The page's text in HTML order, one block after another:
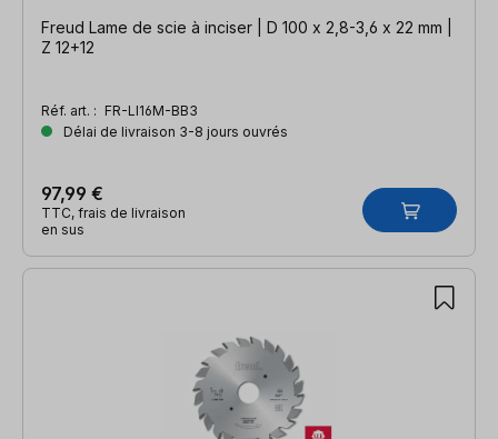
Freud Lame de scie à inciser | D 100 x 2,8-3,6 x 22 mm |
Z 12+12
Réf. art. : FR-LI16M-BB3
Délai de livraison 3-8 jours ouvrés
97,99 €
TTC, frais de livraison
en sus